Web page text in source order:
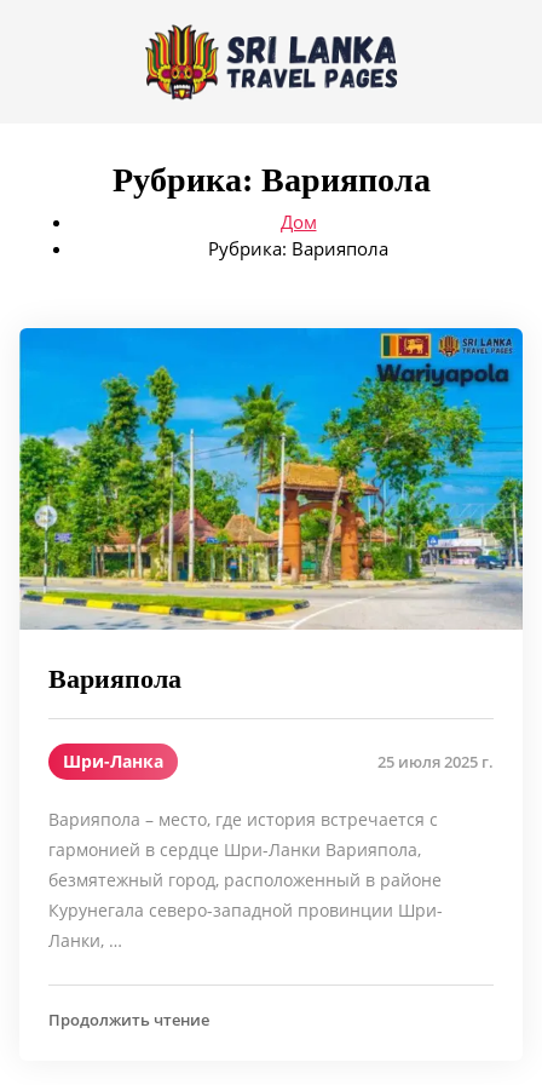
Рубрика: Варияпола
Дом
Рубрика: Варияпола
Варияпола
Шри-Ланка 25 июля 2025 г.
Варияпола – место, где история встречается с
гармонией в сердце Шри-Ланки Варияпола,
безмятежный город, расположенный в районе
Курунегала северо-западной провинции Шри-
Ланки, …
Продолжить чтение